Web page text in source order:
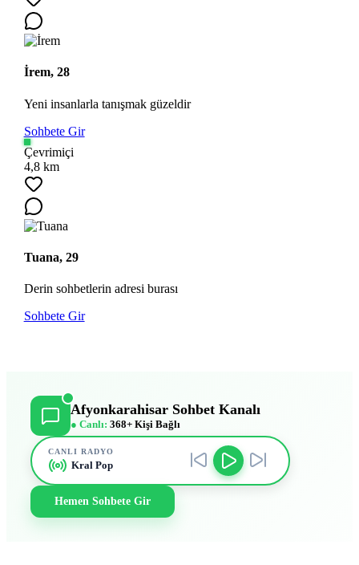
İrem, 28
Yeni insanlarla tanışmak güzeldir
Sohbete Gir
Çevrimiçi
4,8 km
Tuana, 29
Derin sohbetlerin adresi burası
Sohbete Gir
Afyonkarahisar Sohbet Kanalı
● Canlı: 368+ Kişi Bağlı
CANLI RADYO
Kral Pop
Hemen Sohbete Gir